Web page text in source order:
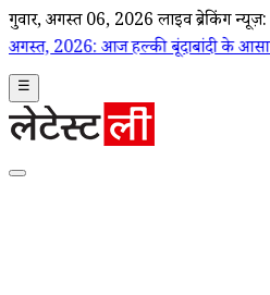
गुरूवार, अगस्त 06, 2026 लाइव ब्रेकिंग न्यूज़:
हल्की बूंदाबांदी के आसार, नासिरनगर
☰